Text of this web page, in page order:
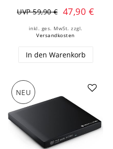
UVP 59,90 € 47,90 €
inkl. ges. MwSt. zzgl.
Versandkosten
In den Warenkorb
NEU